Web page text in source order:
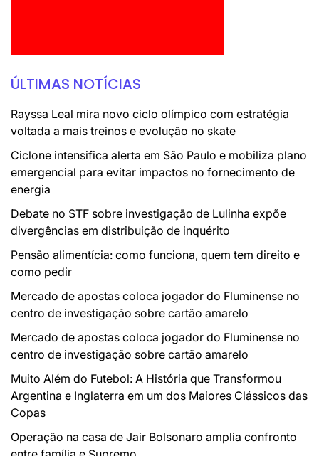
ÚLTIMAS NOTÍCIAS
Rayssa Leal mira novo ciclo olímpico com estratégia
voltada a mais treinos e evolução no skate
Ciclone intensifica alerta em São Paulo e mobiliza plano
emergencial para evitar impactos no fornecimento de
energia
Debate no STF sobre investigação de Lulinha expõe
divergências em distribuição de inquérito
Pensão alimentícia: como funciona, quem tem direito e
como pedir
Mercado de apostas coloca jogador do Fluminense no
centro de investigação sobre cartão amarelo
Mercado de apostas coloca jogador do Fluminense no
centro de investigação sobre cartão amarelo
Muito Além do Futebol: A História que Transformou
Argentina e Inglaterra em um dos Maiores Clássicos das
Copas
Operação na casa de Jair Bolsonaro amplia confronto